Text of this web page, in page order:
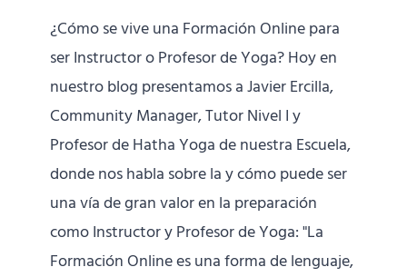
¿Cómo se vive una Formación Online para
ser Instructor o Profesor de Yoga? Hoy en
nuestro blog presentamos a Javier Ercilla,
Community Manager, Tutor Nivel I y
Profesor de Hatha Yoga de nuestra Escuela,
donde nos habla sobre la y cómo puede ser
una vía de gran valor en la preparación
como Instructor y Profesor de Yoga: "La
Formación Online es una forma de lenguaje,